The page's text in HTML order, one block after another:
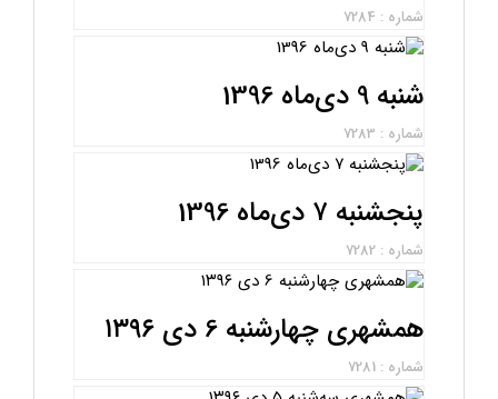
شماره : 7284
شنبه 9 دی‌ماه 1396
شماره : 7283
پنجشنبه ۷ دی‌ماه 1396
شماره : 7282
همشهری چهارشنبه 6 دی ۱۳۹۶
شماره : 7281